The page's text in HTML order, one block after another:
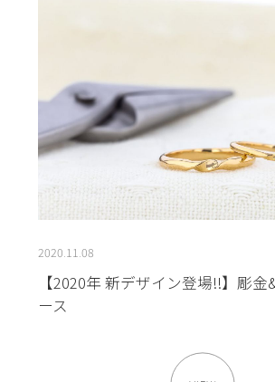
2020.11.08
【2020年 新デザイン登場!!】彫金
ース